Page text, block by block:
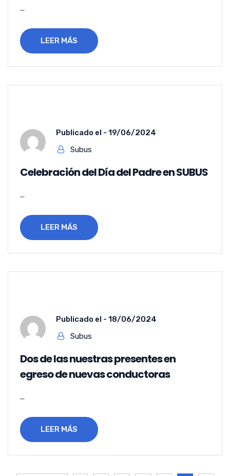
...
LEER MÁS
Publicado el - 19/06/2024
Subus
Celebración del Día del Padre en SUBUS
...
LEER MÁS
Publicado el - 18/06/2024
Subus
Dos de las nuestras presentes en
egreso de nuevas conductoras
...
LEER MÁS